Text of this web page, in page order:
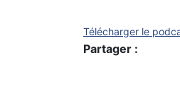
Télécharger le
Partager :